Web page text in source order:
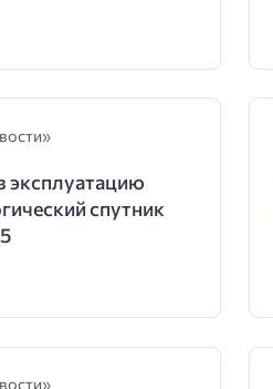
эксплуатацию
спутник